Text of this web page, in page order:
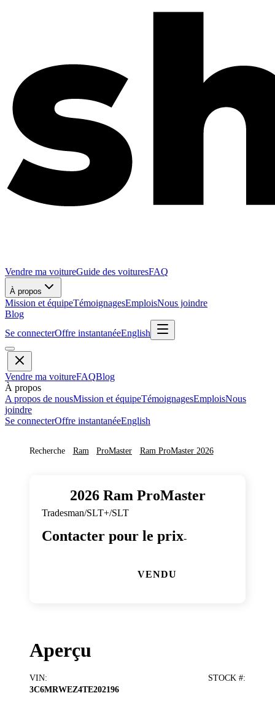
Vendre ma voitureGuide des voituresFAQ
À propos
Mission et équipeTémoignagesEmploisNous joindre
Blog
Se connecterOffre instantanéeEnglish
Vendre ma voitureFAQBlog
À propos
A propos de nousMission et équipeTémoignagesEmploisNous
joindre
Se connecterOffre instantanéeEnglish
Recherche Ram ProMaster Ram ProMaster 2026
2026 Ram ProMaster
Tradesman/SLT+/SLT
Contacter pour le prix-
VENDU
Aperçu
VIN:
3C6MRWEZ4TE202196
STOCK #: